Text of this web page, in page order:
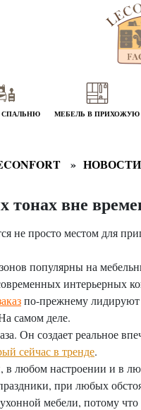
СПАЛЬНЮ МЕБЕЛЬ В ПРИХОЖУЮ
НОВОСТИ
вне
не просто местом для
популярны на
интерьерных
по-прежнему лидируют
самом деле.
Он создает реальное
сейчас в тренде.
любом настроении и в
при любых
мебели, потому